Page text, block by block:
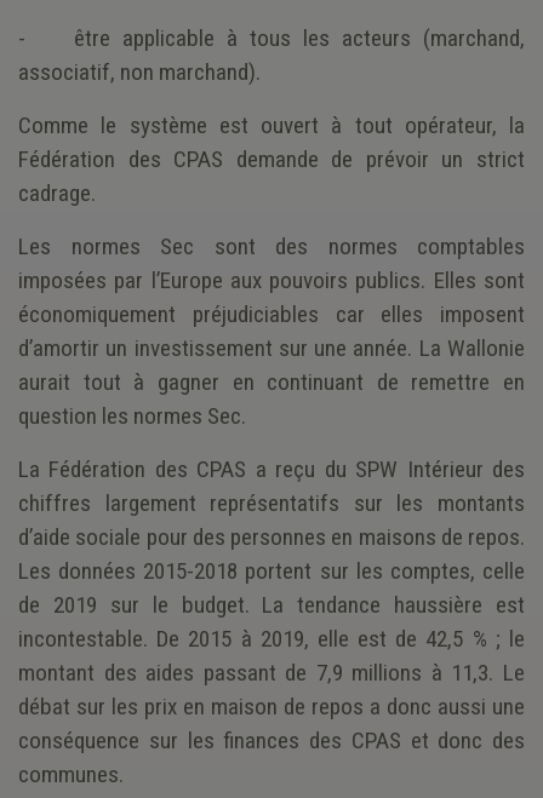
- être applicable à tous les acteurs (marchand,
associatif, non marchand).
Comme le système est ouvert à tout opérateur, la
Fédération des CPAS demande de prévoir un strict
cadrage.
Les normes Sec sont des normes comptables
imposées par l’Europe aux pouvoirs publics. Elles sont
économiquement préjudiciables car elles imposent
d’amortir un investissement sur une année. La Wallonie
aurait tout à gagner en continuant de remettre en
question les normes Sec.
La Fédération des CPAS a reçu du SPW Intérieur des
chiffres largement représentatifs sur les montants
d’aide sociale pour des personnes en maisons de repos.
Les données 2015-2018 portent sur les comptes, celle
de 2019 sur le budget. La tendance haussière est
incontestable. De 2015 à 2019, elle est de 42,5 % ; le
montant des aides passant de 7,9 millions à 11,3. Le
débat sur les prix en maison de repos a donc aussi une
conséquence sur les finances des CPAS et donc des
communes.